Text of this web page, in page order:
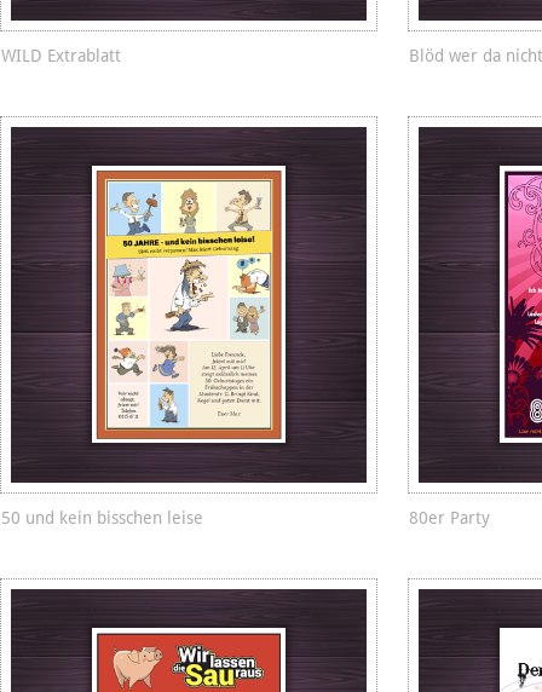
WILD Extrablatt Blöd wer da
50 und kein bisschen leise 80er Party